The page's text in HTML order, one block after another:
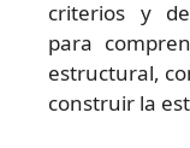
criterios y
para
estructural,
construir la